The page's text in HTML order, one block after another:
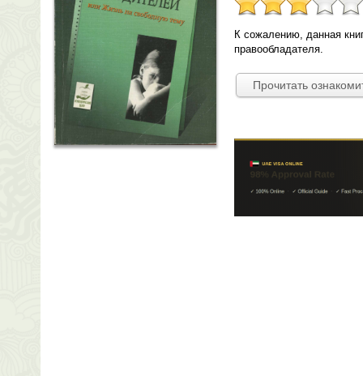
К сожалению, данная
правообладателя.
Прочитать